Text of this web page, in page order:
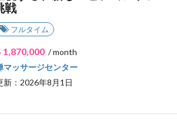
戦
フルタイム
1,870,000/ month
マッサージセンター
：2026年8月1日